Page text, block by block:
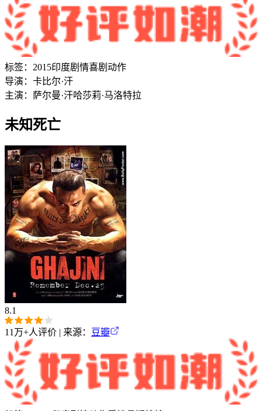
标签： 2015印度剧情喜剧 动作
导演： 卡比尔·汗
主演： 萨尔曼·汗哈莎莉·马洛特拉
未知死亡
8.1
11万+人评价 | 来源： 豆瓣